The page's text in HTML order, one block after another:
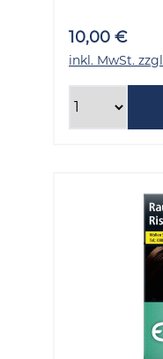
10,00 €
inkl. MwSt.